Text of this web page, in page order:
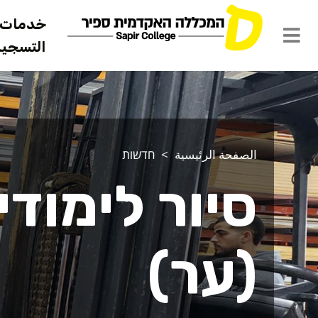
خدمات
الصفحة الرئيسية חדשות
סיור
(ער)